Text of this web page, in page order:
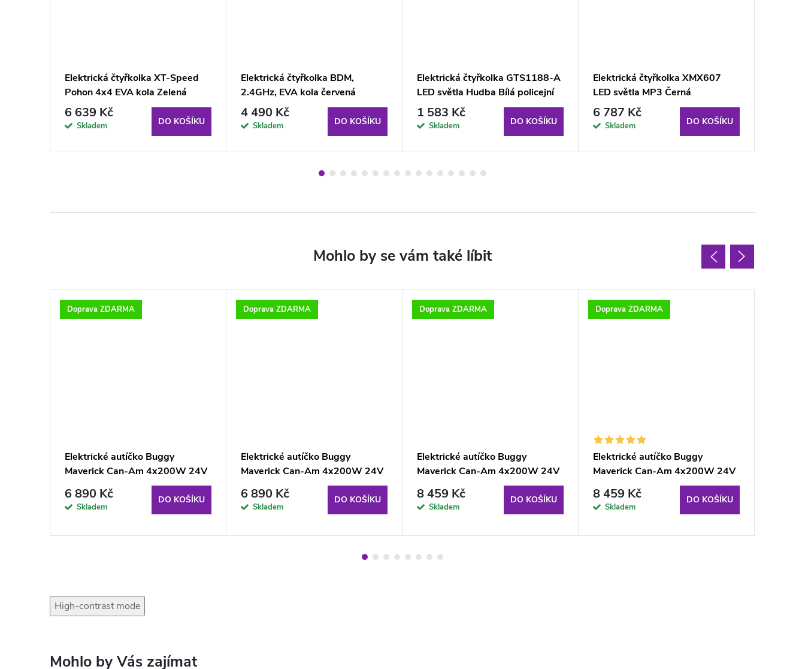
Elektrická čtyřkolka XT-Speed
Pohon 4x4 EVA kola Zelená
6 639 Kč
Skladem DO KOŠÍKU
Elektrická čtyřkolka BDM,
2.4GHz, EVA kola červená
4 490 Kč
Skladem DO KOŠÍKU
Elektrická čtyřkolka GTS1188-A
LED světla Hudba Bílá policejní
1 583 Kč
Skladem DO KOŠÍKU
Elektrická čtyřkolka XMX607
LED světla MP3 Černá
6 787 Kč
Skladem DO KOŠÍKU
Doprava ZDARMA
Elektrické autíčko Buggy
Maverick Can-Am 4x200W 24V
6 890 Kč
Skladem
DO KOŠÍKU
Doprava ZDARMA
Elektrické autíčko Buggy
Maverick Can-Am 4x200W 24V
6 890 Kč
Skladem
DO KOŠÍKU
Doprava ZDARMA
Elektrické autíčko Buggy
Maverick Can-Am 4x200W 24V
8 459 Kč
Skladem
DO KOŠÍKU
Doprava ZDARMA
Elektrické autíčko Buggy
Maverick Can-Am 4x200W 24V
8 459 Kč
Skladem
DO KOŠÍKU
High-contrast mode